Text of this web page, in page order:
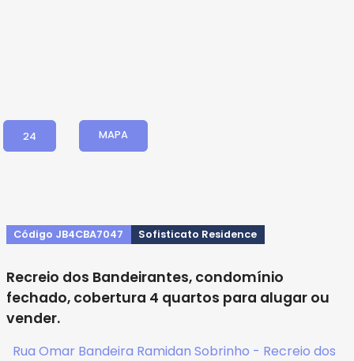
24 MAPA
Código JB4CBA7047 Sofisticato Residence
Recreio dos Bandeirantes, condomínio
fechado, cobertura 4 quartos para alugar ou
vender.
Rua Omar Bandeira Ramidan Sobrinho - Recreio dos